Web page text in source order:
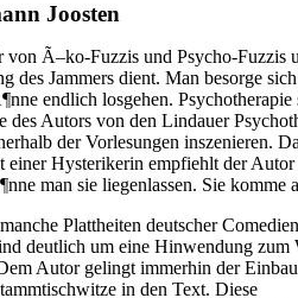
Joosten
von Ã–ko-Fuzzis und Psycho-Fuzzis
des Jammers dient. Man besorge
endlich losgehen.
Autors von den Lindauer
der Vorlesungen inszenieren.
einer Hysterikerin empfiehlt der
man sie liegenlassen. Sie komme
Plattheiten deutscher
deutlich um eine Hinwendung zum
Autor gelingt immerhin der
in den Text. Diese